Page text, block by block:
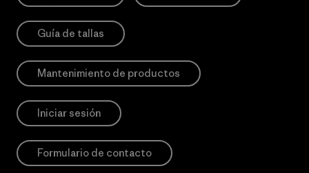
Guía de tallas
Mantenimiento de productos
Iniciar sesión
Formulario de contacto